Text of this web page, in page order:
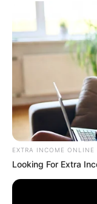
EXTRA INCOME ONLINE
Looking For Extra